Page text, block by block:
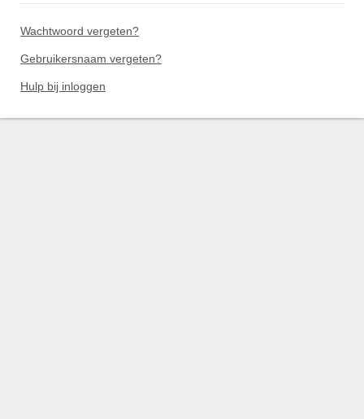
Wachtwoord vergeten?
Gebruikersnaam vergeten?
Hulp bij inloggen